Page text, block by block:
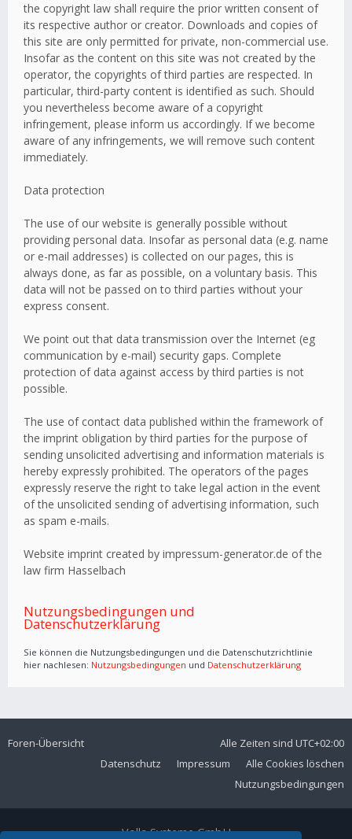
the copyright law shall require the prior written consent of
its respective author or creator. Downloads and copies of
this site are only permitted for private, non-commercial use.
Insofar as the content on this site was not created by the
operator, the copyrights of third parties are respected. In
particular, third-party content is identified as such. Should
you nevertheless become aware of a copyright
infringement, please inform us accordingly. If we become
aware of any infringements, we will remove such content
immediately.
Data protection
The use of our website is generally possible without
providing personal data. Insofar as personal data (e.g. name
or e-mail addresses) is collected on our pages, this is
always done, as far as possible, on a voluntary basis. This
data will not be passed on to third parties without your
express consent.
We point out that data transmission over the Internet (eg
communication by e-mail) security gaps. Complete
protection of data against access by third parties is not
possible.
The use of contact data published within the framework of
the imprint obligation by third parties for the purpose of
sending unsolicited advertising and information materials is
hereby expressly prohibited. The operators of the pages
expressly reserve the right to take legal action in the event
of the unsolicited sending of advertising information, such
as spam e-mails.
Website imprint created by impressum-generator.de of the
law firm Hasselbach
Nutzungsbedingungen und
Datenschutzerklärung
Sie können die Nutzungsbedingungen und die Datenschutzrichtlinie
hier nachlesen: Nutzungsbedingungen und Datenschutzerklärung
Foren-Übersicht Alle Zeiten sind UTC+02:00
Alle Cookies löschen
Impressum
Datenschutz
Nutzungsbedingungen
Volla Systeme GmbH